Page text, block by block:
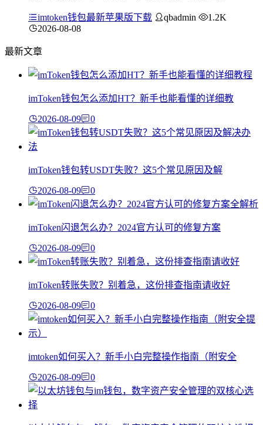
imtoken钱包最新苹果版下载 qbadmin
1.2K
2026-08-08
最新文章
imToken钱包怎么添加HT？新手也能看懂的详细教
2026-08-09 0
imToken钱包转USDT失败？这5个常见原因及解
2026-08-09 0
imToken闪退怎么办？2024官方认可的修复方案
2026-08-09 0
imToken转账失败？别着急，这份排查指南请收好
2026-08-09 0
imtoken如何买入？新手小白完整操作指南（附安全
2026-08-09 0